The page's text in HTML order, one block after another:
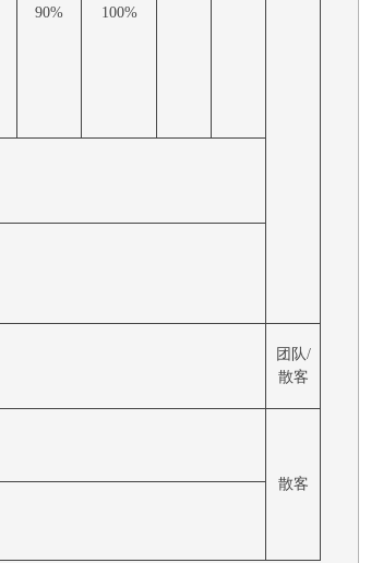
90% 100%
团队/
散客
散客